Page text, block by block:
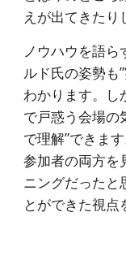
えが出てきたり
ノウハウを語
ルド氏の姿勢も
わかります。し
で戸惑う会場の
で理解”できま
参加者の両方を
ニングだったと
とができた視点